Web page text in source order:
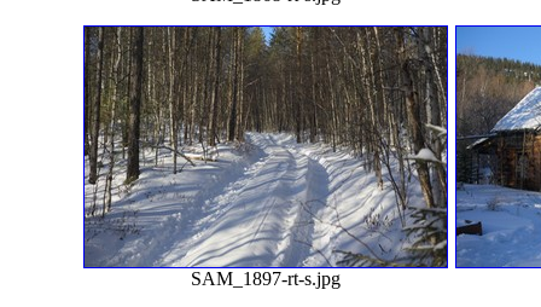
SAM_1897-rt-s.jpg